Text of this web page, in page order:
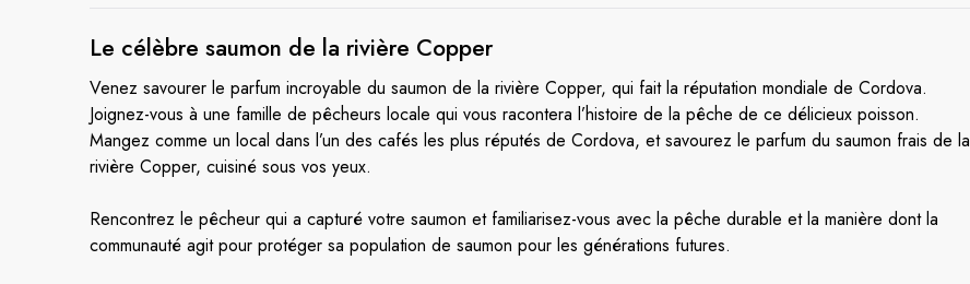
Le célèbre saumon de la rivière Copper
Venez savourer le parfum incroyable du saumon de la rivière Copper, qui fait la réputation mondiale de Cordova.
Joignez-vous à une famille de pêcheurs locale qui vous racontera l’histoire de la pêche de ce délicieux poisson.
Mangez comme un local dans l’un des cafés les plus réputés de Cordova, et savourez le parfum du saumon frais de la
rivière Copper, cuisiné sous vos yeux.
Rencontrez le pêcheur qui a capturé votre saumon et familiarisez-vous avec la pêche durable et la manière dont la
communauté agit pour protéger sa population de saumon pour les générations futures.